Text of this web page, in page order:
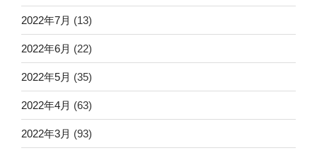
2022年7月 (13)
2022年6月 (22)
2022年5月 (35)
2022年4月 (63)
2022年3月 (93)